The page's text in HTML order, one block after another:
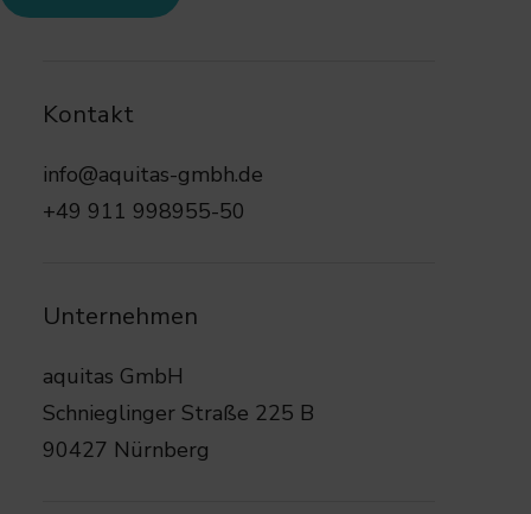
Kontakt
info@aquitas-gmbh.de
+49 911 998955-50
Unternehmen
aquitas GmbH
Schnieglinger Straße 225 B
90427 Nürnberg